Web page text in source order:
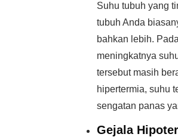
Suhu tubuh yang
tubuh Anda
bahkan lebih.
meningkatnya
tersebut masih
hipertermia, suhu
sengatan panas
Gejala